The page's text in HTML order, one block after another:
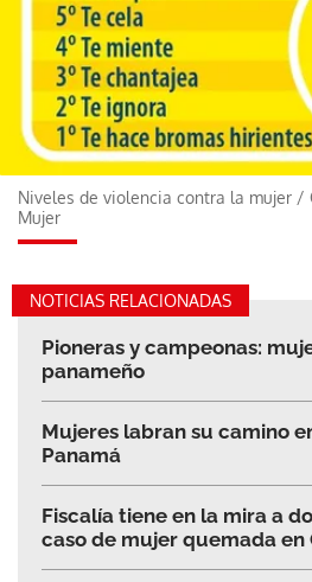
Niveles de violencia contra la mujer /
Mujer
NOTICIAS RELACIONADAS
Pioneras y campeonas:
panameño
Mujeres labran su camino
Panamá
Fiscalía tiene en la mira a
caso de mujer quemada en